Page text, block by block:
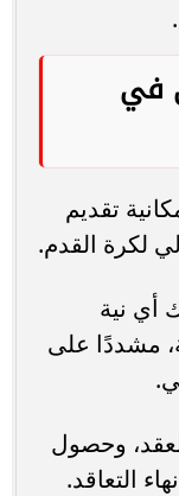
في
تقديم
لكرة القدم.
أي نية
مشددًا على
وحصول
التعاقد.